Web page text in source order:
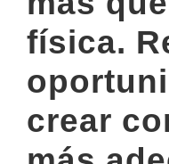
física.
crear